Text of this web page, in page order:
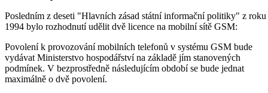
Posledním z deseti "Hlavních zásad státní informační politiky" z roku
1994 bylo rozhodnutí udělit dvě licence na mobilní sítě GSM:
Povolení k provozování mobilních telefonů v systému GSM bude
vydávat Ministerstvo hospodářství na základě jím stanovených
podmínek. V bezprostředně následujícím období se bude jednat
maximálně o dvě povolení.